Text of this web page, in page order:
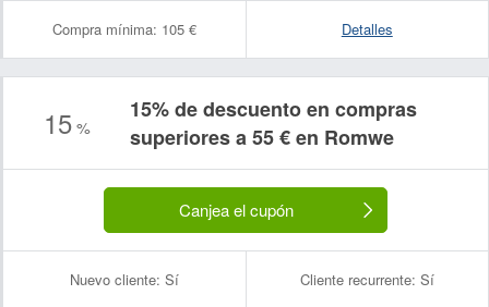
Compra mínima: 105 € Detalles
15 %
15% de descuento en compras
superiores a 55 € en Romwe
Canjea el cupón
Nuevo cliente: Sí Cliente recurrente: Sí